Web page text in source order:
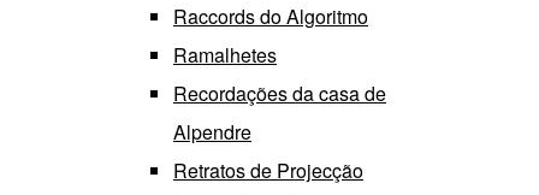
Raccords do Algoritmo
Ramalhetes
Recordações da casa de
Alpendre
Retratos de Projecção